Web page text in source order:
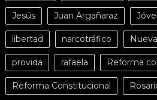
Jesús Juan Argañaraz
libertad narcotráfico
provida rafaela Reforma
Reforma Constitucional